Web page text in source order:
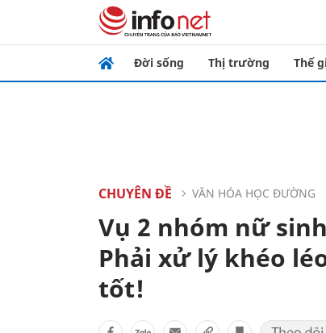
Đời sống Thị trường Thế
CHUYÊN ĐỀ VĂN HÓA HỌC ĐƯỜNG
Vụ 2 nhóm nữ
Phải xử lý khéo
tốt!